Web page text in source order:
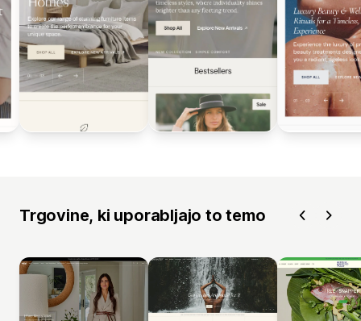
Trgovine, ki uporabljajo to temo